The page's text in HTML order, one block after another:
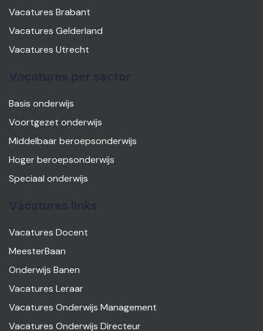
Vacatures Brabant
Vacatures Gelderland
Vacatures Utrecht
Basis onderwijs
Voortgezet onderwijs
Middelbaar beroepsonderwijs
Hoger beroepsonderwijs
Speciaal onderwijs
Vacatures Docent
MeesterBaan
Onderwijs Banen
Vacatures Leraar
Vacatures Onderwijs Management
Vacatures Onderwijs Directeur